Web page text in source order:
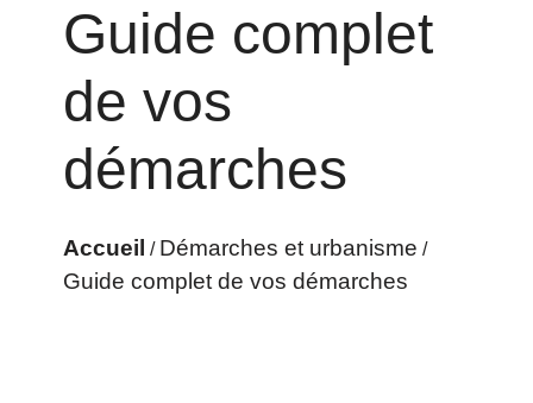
Guide complet
de vos
démarches
Accueil / Démarches et urbanisme /
Guide complet de vos démarches